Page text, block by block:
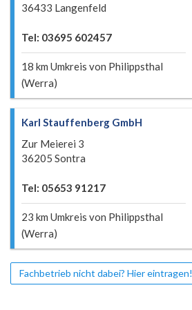
36433 Langenfeld
Tel: 03695 602457
18 km Umkreis von Philippsthal
(Werra)
Karl Stauffenberg GmbH
Zur Meierei 3
36205 Sontra
Tel: 05653 91217
23 km Umkreis von Philippsthal
(Werra)
Fachbetrieb nicht dabei? Hier eintragen!